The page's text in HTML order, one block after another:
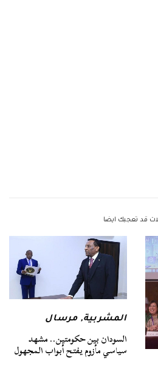
قد تعجبك ايضا
المشربية,مرسال
السودان بين حكومتين.. مشهد
سياسي مأزوم يفتح أبواب المجهول